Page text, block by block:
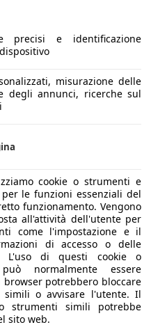
e in Medio Oriente. Il
Logan parte da
12.000 euro) per la
top di gamma Intens
di pesos colombiani,
ma non troppo a livello
completamente
“originali”,
come Symbol
, risparmiando sui costi di
realizzato da zero, e
non sia tra i più
collaudato e spazioso.
e qualitative, però,
con i suoi pregi e i
rilassata, ma anche
nel misto, l’abitacolo
parecchio spartano e le
precisi e identificazione
misurazione delle
degli annunci, ricerche sul
cookie o strumenti e
le funzioni essenziali del
funzionamento. Vengono
all'attività dell'utente per
come l'impostazione e il
di accesso o delle
L'uso di questi cookie o
normalmente essere
potrebbero bloccare
o avvisare l'utente. Il
strumenti simili potrebbe
sito web.